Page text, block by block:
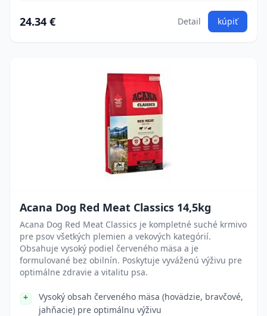
24.34 € Detail kúpiť
Acana Dog Red Meat Classics 14,5kg
Acana Dog Red Meat Classics je kompletné suché krmivo
pre psov všetkých plemien a vekových kategórií.
Obsahuje vysoký podiel červeného mäsa a je
formulované bez obilnín. Poskytuje vyváženú výživu pre
optimálne zdravie a vitalitu psa.
Vysoký obsah červeného mäsa (hovädzie, bravčové,
jahňacie) pre optimálnu výživu